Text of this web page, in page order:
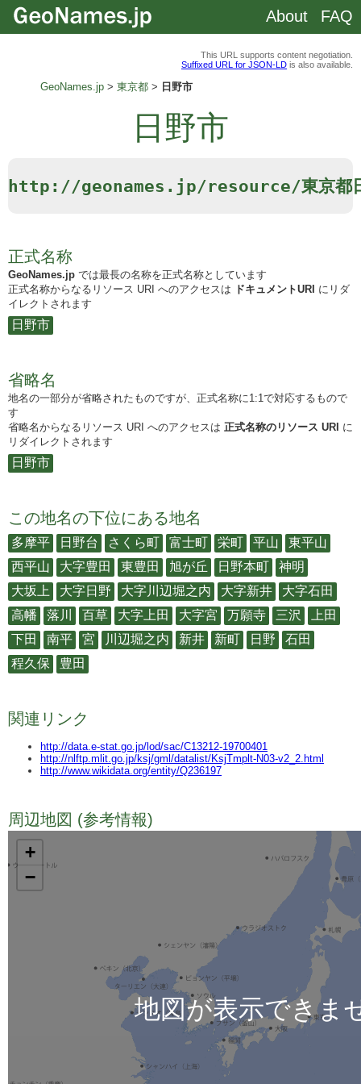
This URL supports content negotiation.
Suffixed URL for JSON-LD is also available.
GeoNames.jp 東京都 日野市
日野市
http://geonames.jp/resource/東京都
正式名称
GeoNames.jp では最長の名称を正式名称としています
正式名称からなるリソース URI へのアクセスは ドキュメントURI にリダ
イレクトされます
日野市
省略名
地名の一部分が省略されたものですが、正式名称に1:1で対応するもので
す
省略名からなるリソース URI へのアクセスは 正式名称のリソース URI に
リダイレクトされます
日野市
この地名の下位にある地名
多摩平 日野台 さくら町 富士町 栄町 平山
東平山
西平山
大字豊田 東豊田 旭が丘 日野本町
神明
大坂上
大字日野 大字川辺堀之内 大字新井
大字石田
高幡
落川 百草 大字上田 大字宮 万願寺 三沢
上田
下田
南平 宮 川辺堀之内 新井 新町 日野
石田
程久保
豊田
関連リンク
http://data.e-stat.go.jp/lod/sac/C13212-19700401
http://nlftp.mlit.go.jp/ksj/gml/datalist/KsjTmplt-N03-v2_2.html
http://www.wikidata.org/entity/Q236197
周辺地図 (参考情報)
+
−
地図が表示できま
About FAQ